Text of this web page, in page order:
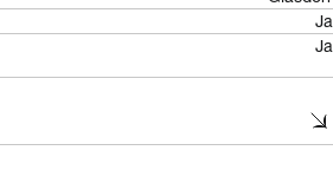
Ja
Ja